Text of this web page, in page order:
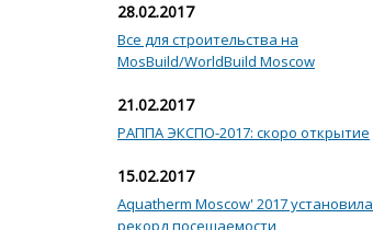
28.02.2017
Все для строительства на
MosBuild/WorldBuild Moscow
21.02.2017
РАППА ЭКСПО-2017: скоро открытие
15.02.2017
Aquatherm Moscow' 2017 установила
рекорд посещаемости